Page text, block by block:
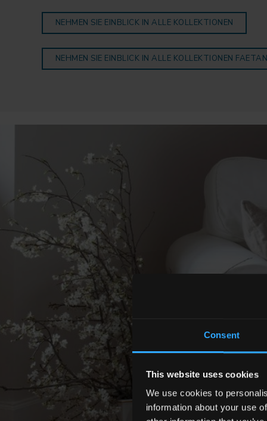
Consent
This website uses cookies
We use cookies to
information about your use
NEHMEN SIE EINBLICK IN ALLE KOLLEKTIONEN
NEHMEN SIE EINBLICK IN ALLE KOLLEKTIONEN